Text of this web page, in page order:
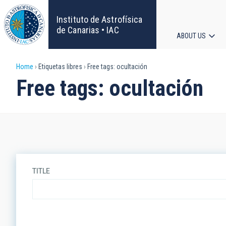
Skip
to
main
content
Instituto de Astrofísica
de Canarias • IAC
ABOUT US
Breadcrumb
Home Etiquetas libres Free tags: ocultación
Free tags: ocultación
TITLE